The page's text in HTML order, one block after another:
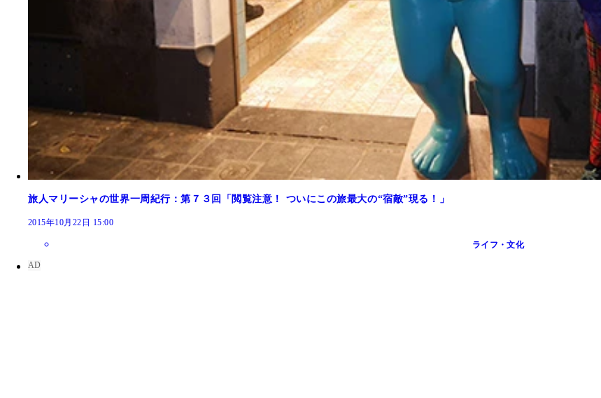
旅人マリーシャの世界一周紀行：第７３回「閲覧注意！ ついにこの旅最大の“宿敵”現る！」
2015年10月22日 15:00
ライフ・文化